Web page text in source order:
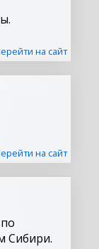
на сайт
на сайт
Сибири.